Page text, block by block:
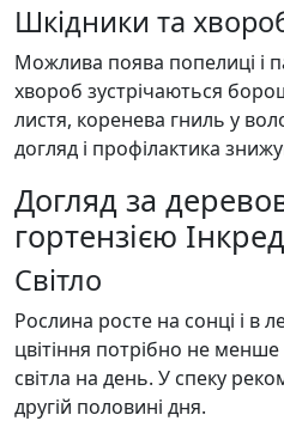
Шкідники та
Можлива поява попелиці і
хвороб зустрічаються
листя, коренева гниль у
догляд і профілактика
Догляд за
гортензією
Світло
Рослина росте на сонці і в
цвітіння потрібно не
світла на день. У спеку
другій половині дня.